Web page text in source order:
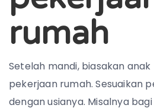
rumah
Setelah mandi, biasakan
pekerjaan rumah. Sesuaikan
dengan usianya. Misalnya